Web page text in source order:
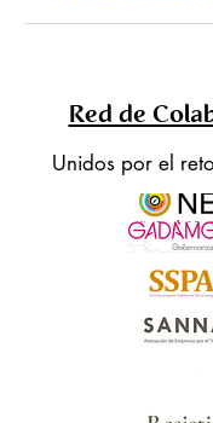
Red de
Unidos por el